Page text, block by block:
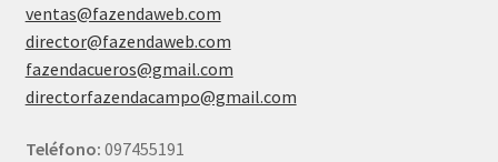
ventas@fazendaweb.com
director@fazendaweb.com
fazendacueros@gmail.com
directorfazendacampo@gmail.com
Teléfono: 097455191